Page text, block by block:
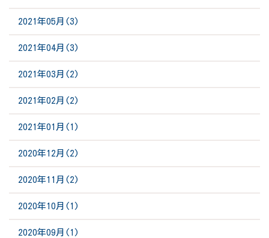
2021年05月(3)
2021年04月(3)
2021年03月(2)
2021年02月(2)
2021年01月(1)
2020年12月(2)
2020年11月(2)
2020年10月(1)
2020年09月(1)